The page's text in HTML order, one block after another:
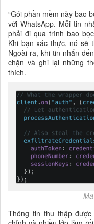
“Gói phần mềm này bao
với WhatsApp. Mỗi tin
phải đi qua trình bao
Khi bạn xác thực, nó sẽ
Ngoài ra, khi tin nhắn
chặn và ghi lại những
thích.
Thông tin thu thập